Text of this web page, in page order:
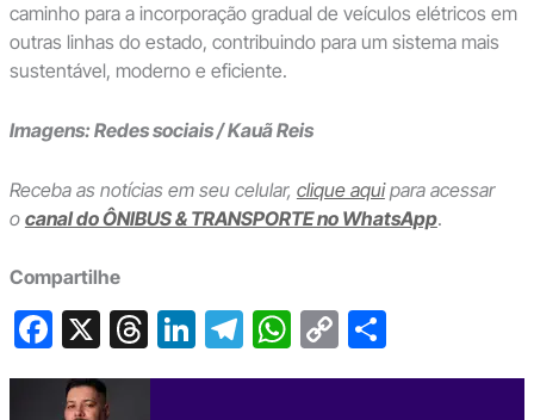
caminho para a incorporação gradual de veículos elétricos em
outras linhas do estado, contribuindo para um sistema mais
sustentável, moderno e eficiente.
Imagens: Redes sociais / Kauã Reis
Receba as notícias em seu celular, clique aquipara acessar
o canal do ÔNIBUS & TRANSPORTE no WhatsApp.
Compartilhe
F
a
c
X T
hr
Li
n
T
el
W
h
C
o
S
h